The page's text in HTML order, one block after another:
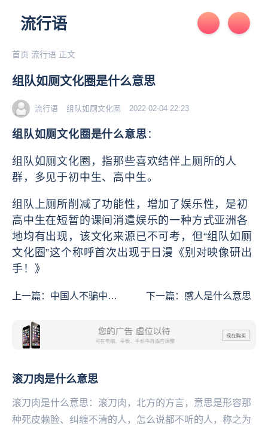
流行语
首页 流行语 正文
组队如厕文化圈是什么意思
流行语 组队如厕文化圈 2022-02-04 22:23
组队如厕文化圈是什么意思 ：
组队如厕文化圈，指那些喜欢结伴上厕所的人
群，多见于初中生、高中生。
组队上厕所削减了功能性，增加了娱乐性，是初
高中生在短暂的课间消遣娱乐的‌‌‌‌‌‌‌‌‌‌一种方式亚洲各
地均有出现，该文化来源已不可考，但“组队如厕
文化圈”这个称呼首次出现于日漫《别对映像研出
手！》
上一篇： 中国人不骗中国
下一篇：感人是什么意思
滚刀肉是什么意思
滚刀肉是什么意思：滚刀肉，北方的方言，意思是形容那
种死皮赖脸、纠缠不清的人，怎么说都不听的人，称之为